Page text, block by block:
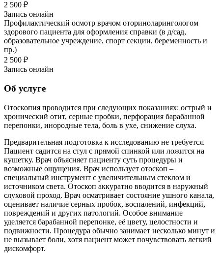
2 500 ₽
Запись онлайн
Профилактический осмотр врачом оториноларингологом
здорового пациента для оформления справки (в д/сад,
образовательное учреждение, спорт секции, беременность и
пр.)
2 500 ₽
Запись онлайн
Об услуге
Отоскопия проводится при следующих показаниях: острый и
хронический отит, серные пробки, перфорация барабанной
перепонки, инородные тела, боль в ухе, снижение слуха.
Предварительная подготовка к исследованию не требуется.
Пациент садится на стул с прямой спинкой или ложится на
кушетку. Врач объясняет пациенту суть процедуры и
возможные ощущения. Врач использует отоскоп –
специальный инструмент с увеличительным стеклом и
источником света. Отоскоп аккуратно вводится в наружный
слуховой проход. Врач осматривает состояние ушного канала,
оценивает наличие серных пробок, воспалений, инфекций,
повреждений и других патологий. Особое внимание
уделяется барабанной перепонке, её цвету, целостности и
подвижности. Процедура обычно занимает несколько минут и
не вызывает боли, хотя пациент может почувствовать легкий
дискомфорт.